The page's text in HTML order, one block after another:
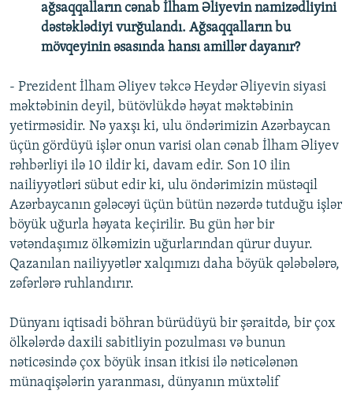
ağsaqqalların cənab İlham Əliyevin namizədliyini
dəstəklədiyi vurğulandı. Ağsaqqalların bu
mövqeyinin əsasında hansı amillər dayanır?
- Prezident İlham Əliyev təkcə Heydər Əliyevin siyasi
məktəbinin deyil, bütövlükdə həyat məktəbinin
yetirməsidir. Nə yaxşı ki, ulu öndərimizin Azərbaycan
üçün gördüyü işlər onun varisi olan cənab İlham Əliyev
rəhbərliyi ilə 10 ildir ki, davam edir. Son 10 ilin
nailiyyətləri sübut edir ki, ulu öndərimizin müstəqil
Azərbaycanın gələcəyi üçün bütün nəzərdə tutduğu işlər
böyük uğurla həyata keçirilir. Bu gün hər bir
vətəndaşımız ölkəmizin uğurlarından qürur duyur.
Qazanılan nailiyyətlər xalqımızı daha böyük qələbələrə,
zəfərlərə ruhlandırır.
Dünyanı iqtisadi böhran bürüdüyü bir şəraitdə, bir çox
ölkələrdə daxili sabitliyin pozulması və bunun
nəticəsində çox böyük insan itkisi ilə nəticələnən
münaqişələrin yaranması, dünyanın müxtəlif